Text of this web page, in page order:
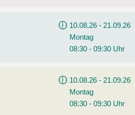
10.08.26 - 21.09.26
Montag
08:30 - 09:30 Uhr
10.08.26 - 21.09.26
Montag
08:30 - 09:30 Uhr